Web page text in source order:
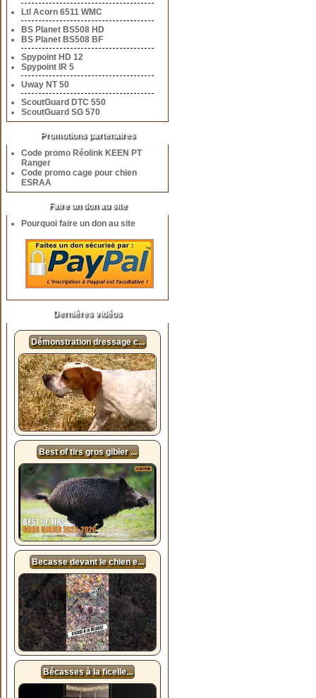
Ltl Acorn 6511 WMC
BS Planet BS508 HD
BS Planet BS508 BF
Spypoint HD 12
Spypoint IR 5
Uway NT 50
ScoutGuard DTC 550
ScoutGuard SG 570
Promotions partenaires
Code promo Réolink KEEN PT
Ranger
Code promo cage pour chien
ESRAA
Faire un don au site
Pourquoi faire un don au site
Dernières vidéos
Démonstration dressage c...
Best of tirs gros gibier ...
Becasse devant le chien e...
Bécasses à la ficelle...